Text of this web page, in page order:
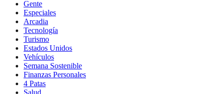
Gente
Especiales
Arcadia
Tecnología
Turismo
Estados Unidos
Vehículos
Semana Sostenible
Finanzas Personales
4 Patas
Salud